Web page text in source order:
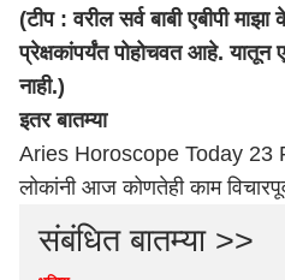
(टीप : वरील सर्व बाबी एबीपी
प्रेक्षकांपर्यंत पोहोचवत आहे. यातून
नाही.)
इतर बातम्या
Aries Horoscope Today 23
लोकांनी आज कोणतेही काम
संबंधित बातम्या >>